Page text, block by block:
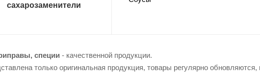
сахарозаменители
специи - качественной продукции.
только оригинальная продукция, товары регулярно